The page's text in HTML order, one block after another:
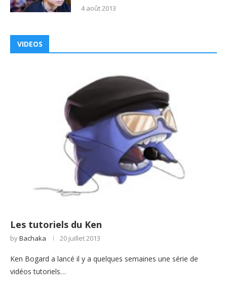
4 août 2013
VIDEOS
Les tutoriels du Ken
byBachaka 20 juillet 2013
Ken Bogard a lancé il y a quelques semaines une série de
vidéos tutoriels…